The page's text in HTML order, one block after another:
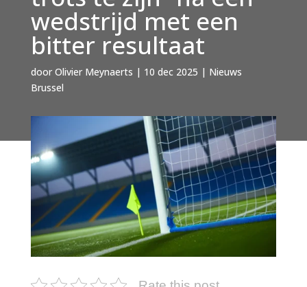
wedstrijd met een
bitter resultaat
door Olivier Meynaerts | 10 dec 2025 | Nieuws
Brussel